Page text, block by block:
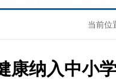
当前位
康纳入中小